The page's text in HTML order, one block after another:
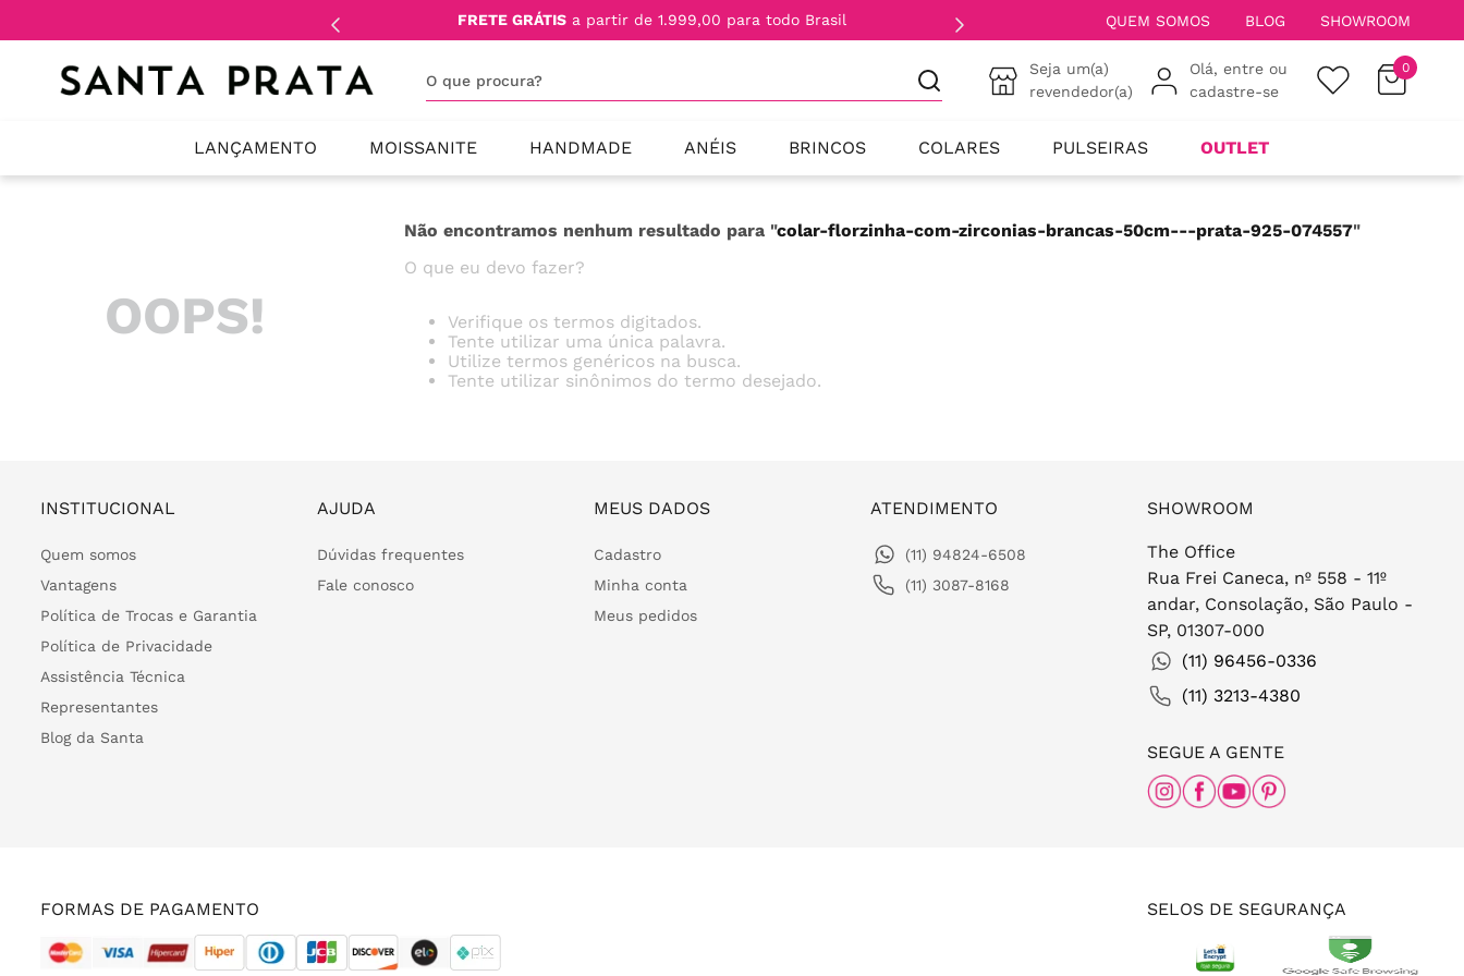
FRETE GRÁTIS a partir de 1.999,00 para todo Brasil QUEM SOMOS BLOG SHOWROOM
Seja um(a)
revendedor(a)
Olá, entre ou
cadastre-se
0
LANÇAMENTO MOISSANITE HANDMADE ANÉIS BRINCOS COLARES PULSEIRAS OUTLET
OOPS!
Não encontramos nenhum resultado para "colar-florzinha-com-zirconias-brancas-50cm---prata-925-074557"
O que eu devo fazer?
Verifique os termos digitados.
Tente utilizar uma única palavra.
Utilize termos genéricos na busca.
Tente utilizar sinônimos do termo desejado.
INSTITUCIONAL
Quem somos
Vantagens
Política de Trocas e Garantia
Política de Privacidade
Assistência Técnica
Representantes
Blog da Santa
AJUDA
Dúvidas frequentes
Fale conosco
MEUS DADOS
Cadastro
Minha conta
Meus pedidos
ATENDIMENTO
(11) 94824-6508
(11) 3087-8168
SHOWROOM
The Office
Rua Frei Caneca, nº 558 - 11º
andar, Consolação, São Paulo -
SP, 01307-000
(11) 96456-0336
(11) 3213-4380
SEGUE A GENTE
FORMAS DE PAGAMENTO SELOS DE SEGURANÇA